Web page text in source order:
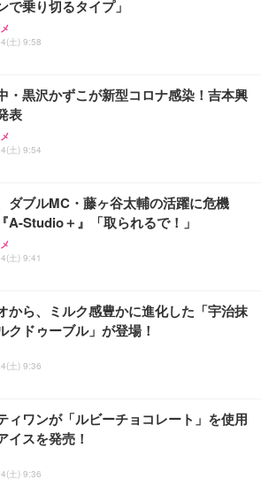
B100 オフィスチェア／デスクチェア メッシ
オフィスチェア デスクチェア 疲れない テレ
チェア 強化バックレスト 30度ロッキング機
チェア 通気性メッシュ ゲーミング/勉強/事
しゃれ パソコンチェア (ブラック)
オフィスチェア デスクチェア 疲れない テレ
チェア 強化バックレスト 30度ロッキング機
チェア 通気性メッシュ ゲーミング/勉強/事
しゃれ パソコンチェア (ホワイト)
オフィスチェア デスクチェア 肘なし メ
通気性 ランバーサポート付き 腰サポート ガ
階昇降 360度回転 キャスター付き コンパク
ジネス向けプレミアムモニター | FlexScan
WT | 27.0型4K UHD・USB Type-C・ホワ
】27"ゲーミングモニター DualSense 充電
付き（CFI-ZDM1J）
み品】Dell E2724HS 27インチ 液晶モニタ
HD（1920×1080）VA 非光沢 HDMI/DisplayP
24.5inch/280Hz/FHD】GRAPHT THE S
Gaming Monitor 24” Essential ゲーミン
ー QD 24.5インチ 1ms FHD 量子ドット 残
ベーシック ペットシーツ 厚型 ワイド 42枚
ーライフ ネオ・オムツ L 中型犬用 26枚入
Basic(スマートベーシック) 【Amazon.co.jp
Smart Basic アイリスオーヤマ ペットシーツ
オーヤマ ペットシーツ 超厚型 お徳用 レギ
200枚入【Amazon.co.jp限定】
で乗り切るタイプ」
土) 9:58
・黒沢かずこが新型コロナ感染！吉本興
表
土) 9:54
ダブルMC・藤ヶ谷太輔の活躍に危機
Studio＋』「取られるで！」
土) 9:41
から、ミルク感豊かに進化した「宇治抹
クドゥーブル」が登場！
土) 9:36
ィワンが「ルビーチョコレート」を使用
イスを発売！
土) 9:36